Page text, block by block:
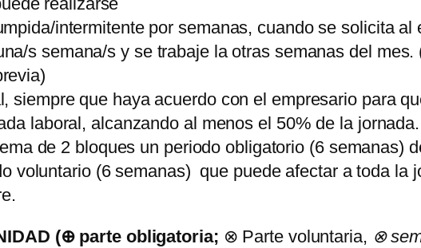
intermitente por semanas, cuando se solicita
s semana/s y se trabaje la otras semanas del
siempre que haya acuerdo con el empresario para
laboral, alcanzando al menos el 50% de la jornada.
de 2 bloques un periodo obligatorio (6 semanas)
voluntario (6 semanas) que puede afectar a toda la
(⊕ parte obligatoria; ⊗ Parte voluntaria, ⊗